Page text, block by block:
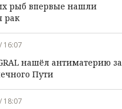
рыб впервые нашли
рак
16:07
нашёл антиматерию за
Пути
18:07